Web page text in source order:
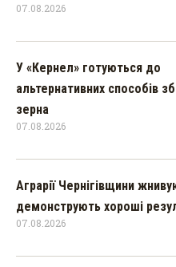
07.08.2026
У «Кернел» готуються до
альтернативних способів
зерна
07.08.2026
Аграрії Чернігівщини
демонструють хороші
07.08.2026